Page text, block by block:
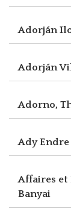
Adorján
Adorján
Adorno,
Ady Endre
Affaires et
Banyai